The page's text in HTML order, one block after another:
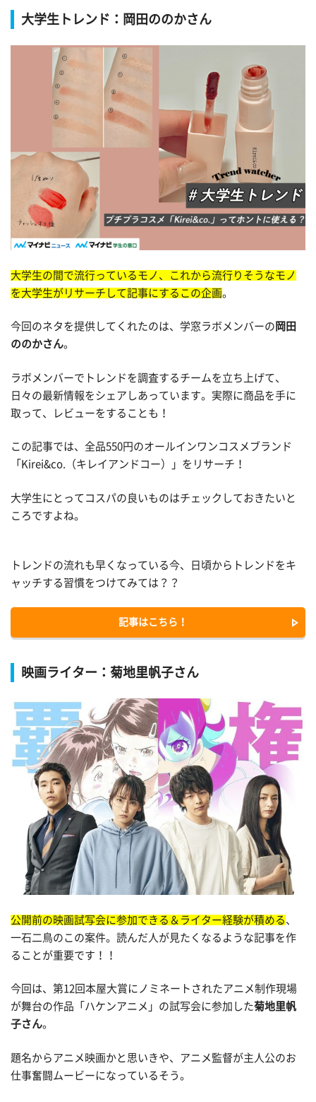
大学生トレンド：岡田ののかさん
大学生の間で流行っているモノ、これから流行りそうなモノ
を大学生がリサーチして記事にするこの企画。
今回のネタを提供してくれたのは、学窓ラボメンバーの 岡田
ののかさん。
ラボメンバーでトレンドを調査するチームを立ち上げて、
日々の最新情報をシェアしあっています。実際に商品を手に
取って、レビューをすることも！
この記事では、全品550円のオールインワンコスメブランド
「Kirei&co.（キレイアンドコー）」をリサーチ！
大学生にとってコスパの良いものはチェックしておきたいと
ころですよね。
トレンドの流れも早くなっている今、日頃からトレンドをキ
ャッチする習慣をつけてみては？？
記事はこちら！
映画ライター：菊地里帆子さん
公開前の映画試写会に参加できる＆ライター経験が積める 、
一石二鳥のこの案件。読んだ人が見たくなるような記事を作
ることが重要です！！
今回は、第12回本屋大賞にノミネートされたアニメ制作現場
が舞台の作品「ハケンアニメ」の試写会に参加した菊地里帆
子さん。
題名からアニメ映画かと思いきや、アニメ監督が主人公のお
仕事奮闘ムービーになっているそう。